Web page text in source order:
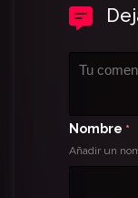
Nombre *
Añadir un